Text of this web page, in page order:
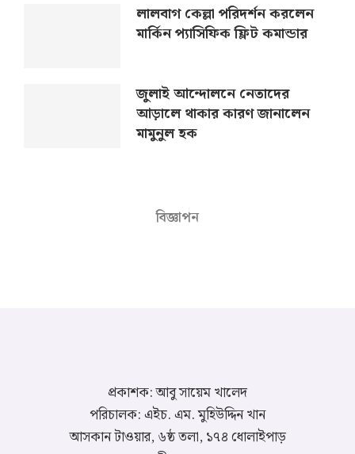
লালবাগ কেল্লা পরিদর্শন করলেন
মার্কিন প্যাসিফিক ফ্লিট কমান্ডার
জুলাই আন্দোলনে নেতাদের
আড়ালে থাকার কারণ জানালেন
মামুনুল হক
বিজ্ঞাপন
প্রকাশক: আবু সায়েম খালেদ
পরিচালক: এইচ. এম. মুহিউদ্দিন খান
আসকান টাওয়ার, ৬ষ্ঠ তলা, ১৭৪ ধোলাইপাড়